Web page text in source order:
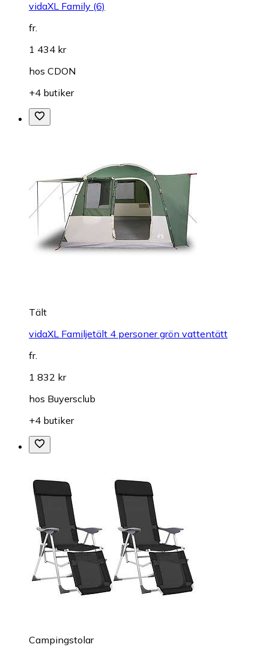
vidaXL Family (6)
fr.
1 434 kr
hos CDON
+4 butiker
Tält
vidaXL Familjetält 4 personer grön vattentätt
fr.
1 832 kr
hos Buyersclub
+4 butiker
Campingstolar